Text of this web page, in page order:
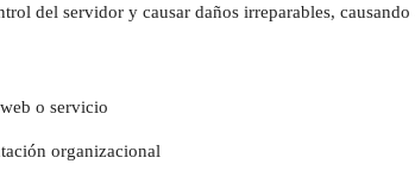
del servidor y causar daños irreparables, causando
o servicio
organizacional